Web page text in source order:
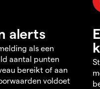
alerts
als een
aantal punten
bereikt of aan
voldoet